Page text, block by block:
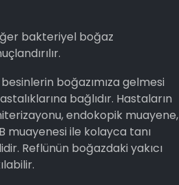
bakteriyel boğaz
boğazımıza gelmesi
bağlıdır. Hastaların
endokopik muayene,
muayenesi ile kolayca tanı
Reflünün boğazdaki yakıcı